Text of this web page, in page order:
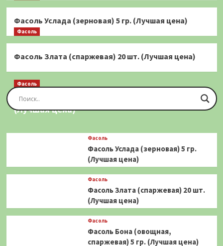
Фасоль Услада (зерновая) 5 гр. (Лучшая цена)
Фасоль
Фасоль Злата (спаржевая) 20 шт. (Лучшая цена)
Фасоль
Фасоль Золотая Сакса (спаржевая) 20 шт.
(Лучшая цена)
Фасоль
Фасоль Услада (зерновая) 5 гр.
(Лучшая цена)
Фасоль
Фасоль Злата (спаржевая) 20 шт.
(Лучшая цена)
Фасоль
Фасоль Бона (овощная,
спаржевая) 5 гр. (Лучшая цена)